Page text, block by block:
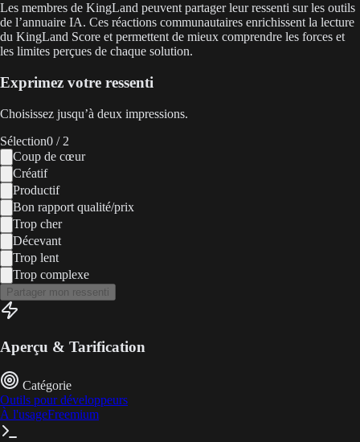
Les membres de KingLand peuvent partager leur ressenti sur les outils
de l’annuaire IA. Ces réactions communautaires enrichissent la lecture
du KingLand Score et permettent de mieux comprendre les forces et
les limites perçues de chaque solution.
Exprimez votre ressenti
Choisissez jusqu’à deux impressions.
Sélection0 / 2
Coup de cœur
Créatif
Productif
Bon rapport qualité/prix
Trop cher
Décevant
Trop lent
Trop complexe
Partager mon ressenti
Aperçu & Tarification
Catégorie
Outils pour développeurs
À l'usageFreemium